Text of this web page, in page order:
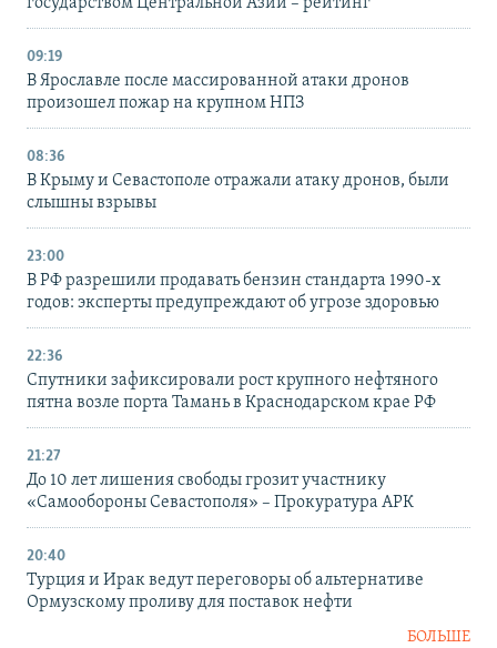
государством Центральной Азии – рейтинг
09:19
В Ярославле после массированной атаки дронов
произошел пожар на крупном НПЗ
08:36
В Крыму и Севастополе отражали атаку дронов, были
слышны взрывы
23:00
В РФ разрешили продавать бензин стандарта 1990-х
годов: эксперты предупреждают об угрозе здоровью
22:36
Спутники зафиксировали рост крупного нефтяного
пятна возле порта Тамань в Краснодарском крае РФ
21:27
До 10 лет лишения свободы грозит участнику
«Самообороны Севастополя» – Прокуратура АРК
20:40
Турция и Ирак ведут переговоры об альтернативе
Ормузскому проливу для поставок нефти
БОЛЬШЕ